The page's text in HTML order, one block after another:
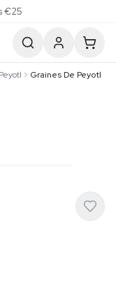
€25
Graines De Peyotl